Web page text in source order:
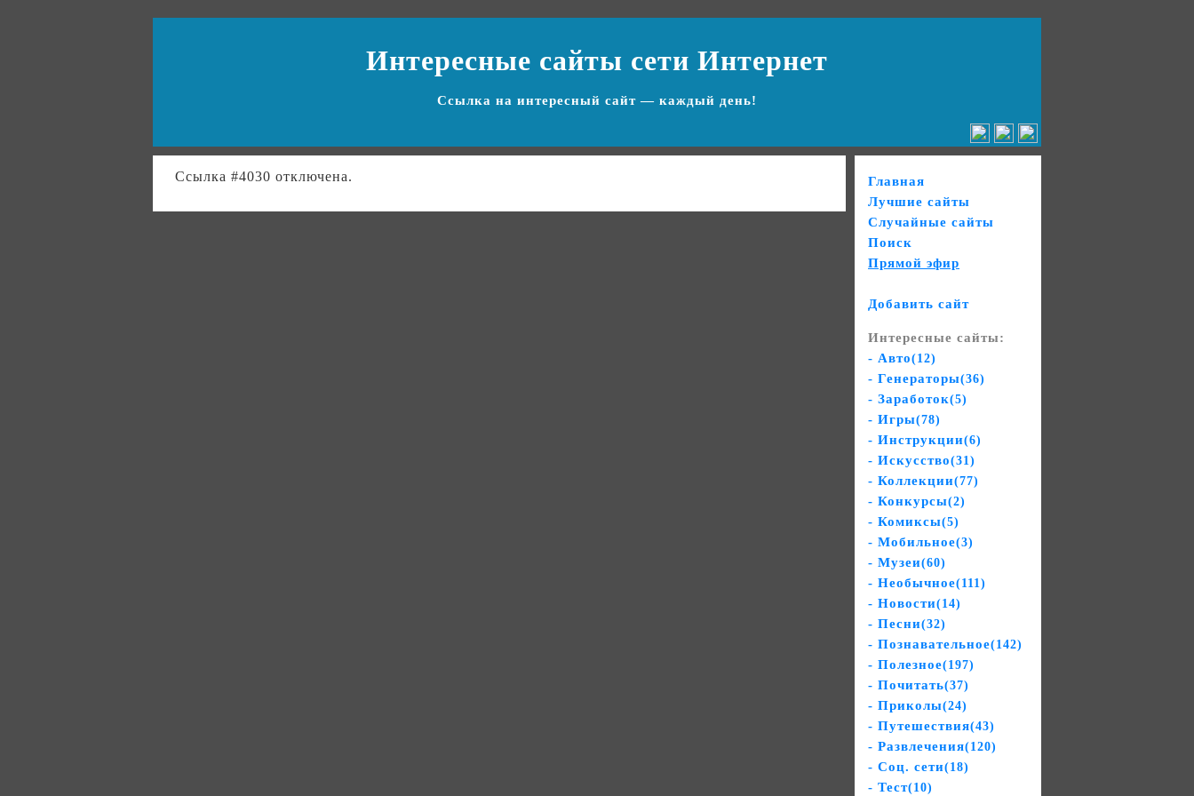
Интересные сайты сети Интернет
Ссылка на интересный сайт — каждый день!
Ссылка #4030 отключена.
Главная
Лучшие сайты
Случайные сайты
Поиск
Прямой эфир
Добавить сайт
Интересные сайты:
- Авто(12)
- Генераторы(36)
- Заработок(5)
- Игры(78)
- Инструкции(6)
- Искусство(31)
- Коллекции(77)
- Конкурсы(2)
- Комиксы(5)
- Мобильное(3)
- Музеи(60)
- Необычное(111)
- Новости(14)
- Песни(32)
- Познавательное(142)
- Полезное(197)
- Почитать(37)
- Приколы(24)
- Путешествия(43)
- Развлечения(120)
- Соц. сети(18)
- Тест(10)